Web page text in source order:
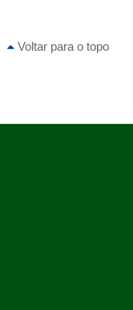
Voltar para o topo